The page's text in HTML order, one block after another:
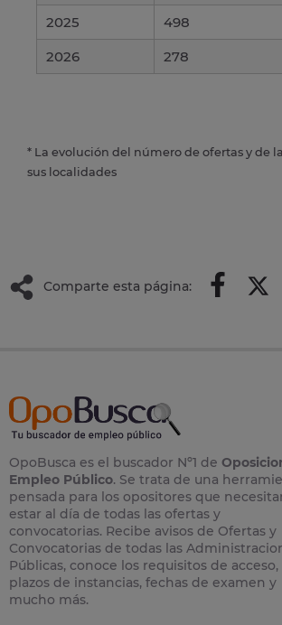
2025
498
2026
278
* La evolución del número de ofertas y de
sus localidades
Comparte esta página:
OpoBusca es el buscador Nº1 de
Empleo Público. Se trata de una
pensada para los opositores que
estar al día de todas las ofertas y
convocatorias. Recibe avisos de Ofertas y
Convocatorias de todas las
Públicas, conoce los requisitos de acceso,
plazos de instancias, fechas de examen y
mucho más.